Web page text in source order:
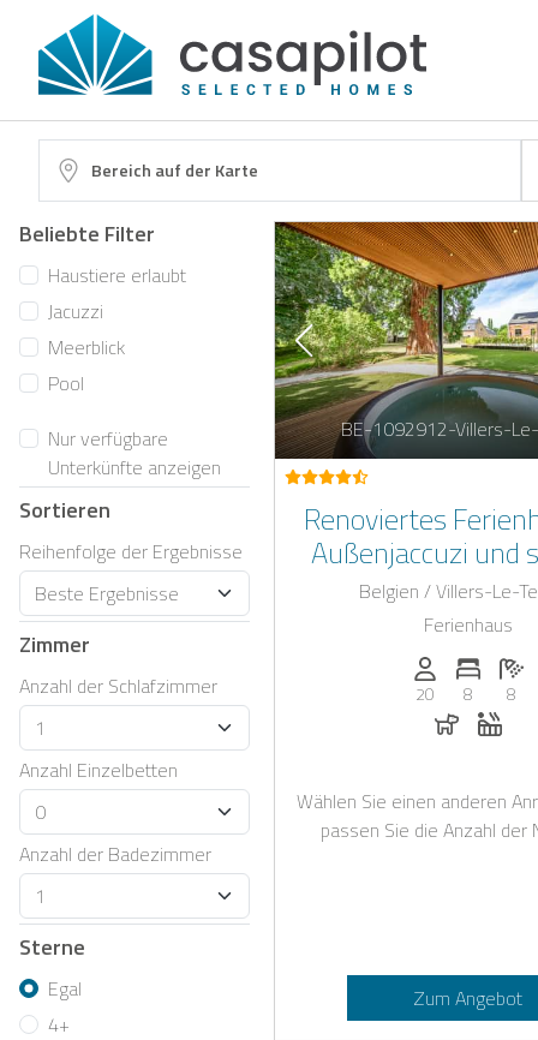
Bereich auf der Karte
Beliebte Filter
Haustiere erlaubt
Jacuzzi
Meerblick
Pool
Nur verfügbare
Unterkünfte anzeigen
Sortieren
Reihenfolge der Ergebnisse
Zimmer
Anzahl der Schlafzimmer
Anzahl Einzelbetten
Anzahl der Badezimmer
Sterne
Egal
4+
BE-1092912-Villers-
Renoviertes
Außenjaccuzi und
Einrichtung in der
Lüttich
Belgien / Villers-Le-
Ferienhaus
Anzahl der
20
Anzahl
8
8
Hunde
Wählen Sie einen anderen
passen Sie die Anzahl der
Zum Angebot